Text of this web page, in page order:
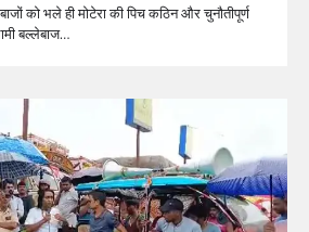
को भले ही मोटेरा की पिच कठिन और चुनौतीपूर्ण
बल्लेबाज…